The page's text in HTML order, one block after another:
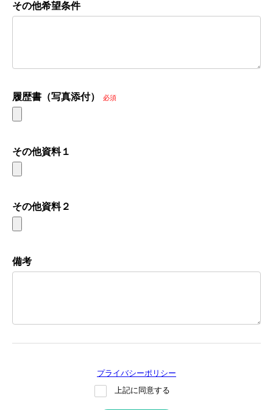
その他希望条件
履歴書（写真添付） 必須
その他資料１
その他資料２
備考
プライバシーポリシー
上記に同意する